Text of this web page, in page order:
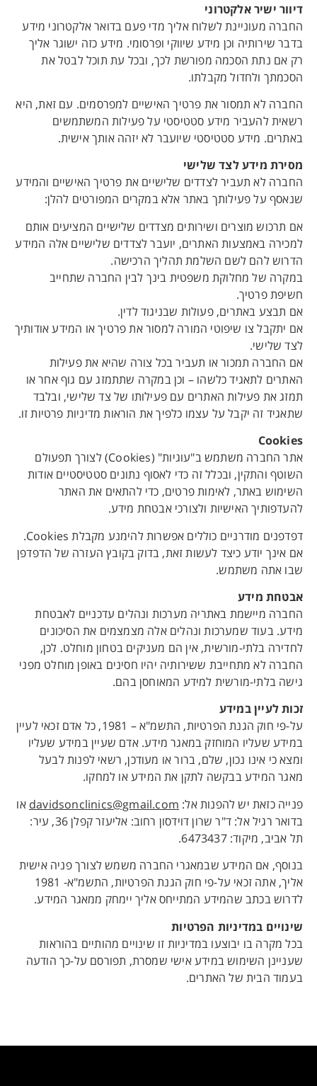
דיוור ישיר אלקטרוני
החברה מעוניינת לשלוח אליך מדי פעם בדואר אלקטרוני מידע
בדבר שירותיה וכן מידע שיווקי ופרסומי. מידע כזה ישוגר אליך
רק אם נתת הסכמה מפורשת לכך, ובכל עת תוכל לבטל את
הסכמתך ולחדול מקבלתו.
החברה לא תמסור את פרטיך האישיים למפרסמים. עם זאת, היא
רשאית להעביר מידע סטטיסטי על פעילות המשתמשים
באתרים. מידע סטטיסטי שיועבר לא יזהה אותך אישית.
מסירת מידע לצד שלישי
החברה לא תעביר לצדדים שלישיים את פרטיך האישיים והמידע
שנאסף על פעילותך באתר אלא במקרים המפורטים להלן:
אם תרכוש מוצרים ושירותים מצדדים שלישיים המציעים אותם
למכירה באמצעות האתרים, יועבר לצדדים שלישיים אלה המידע
הדרוש להם לשם השלמת תהליך הרכישה.
במקרה של מחלוקת משפטית בינך לבין החברה שתחייב
חשיפת פרטיך.
אם תבצע באתרים, פעולות שבניגוד לדין.
אם יתקבל צו שיפוטי המורה למסור את פרטיך או המידע אודותיך
לצד שלישי.
אם החברה תמכור או תעביר בכל צורה שהיא את פעילות
האתרים לתאגיד כלשהו – וכן במקרה שתתמזג עם גוף אחר או
תמזג את פעילות האתרים עם פעילותו של צד שלישי, ובלבד
שתאגיד זה יקבל על עצמו כלפיך את הוראות מדיניות פרטיות זו.
Cookies
אתר החברה משתמש ב"עוגיות" (Cookies) לצורך תפעולם
השוטף והתקין, ובכלל זה כדי לאסוף נתונים סטטיסטיים אודות
השימוש באתר, לאימות פרטים, כדי להתאים את האתר
להעדפותיך האישיות ולצורכי אבטחת מידע.
דפדפנים מודרניים כוללים אפשרות להימנע מקבלת Cookies.
אם אינך יודע כיצד לעשות זאת, בדוק בקובץ העזרה של הדפדפן
שבו אתה משתמש.
אבטחת מידע
החברה מיישמת באתריה מערכות ונהלים עדכניים לאבטחת
מידע. בעוד שמערכות ונהלים אלה מצמצמים את הסיכונים
לחדירה בלתי-מורשית, אין הם מעניקים בטחון מוחלט. לכן,
החברה לא מתחייבת ששירותיה יהיו חסינים באופן מוחלט מפני
גישה בלתי-מורשית למידע המאוחסן בהם.
זכות לעיין במידע
על-פי חוק הגנת הפרטיות, התשמ"א – 1981, כל אדם זכאי לעיין
במידע שעליו המוחזק במאגר מידע. אדם שעיין במידע שעליו
ומצא כי אינו נכון, שלם, ברור או מעודכן, רשאי לפנות לבעל
מאגר המידע בבקשה לתקן את המידע או למחקו.
פנייה כזאת יש להפנות אל: davidsonclinics@gmail.com או
בדואר רגיל אל: ד"ר שרון דוידסון רחוב: אליעזר קפלן 36, עיר:
תל אביב, מיקוד: 6473437.
בנוסף, אם המידע שבמאגרי החברה משמש לצורך פניה אישית
אליך, אתה זכאי על-פי חוק הגנת הפרטיות, התשמ"א- 1981
לדרוש בכתב שהמידע המתייחס אליך יימחק ממאגר המידע.
שינויים במדיניות הפרטיות
בכל מקרה בו יבוצעו במדיניות זו שינויים מהותיים בהוראות
שעניינן השימוש במידע אישי שמסרת, תפורסם על-כך הודעה
בעמוד הבית של האתרים.